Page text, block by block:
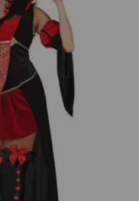
esperando.
CUENTA